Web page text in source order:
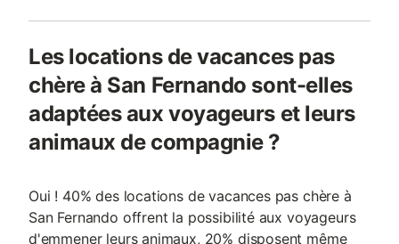
Les locations de vacances pas
chère à San Fernando sont-elles
adaptées aux voyageurs et leurs
animaux de compagnie ?
Oui ! 40% des locations de vacances pas chère à
San Fernando offrent la possibilité aux voyageurs
d'emmener leurs animaux, 20% disposent même